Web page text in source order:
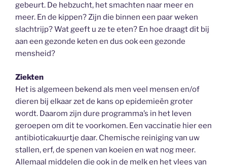
gebeurt. De hebzucht, het smachten naar meer en
meer. En de kippen? Zijn die binnen een paar weken
slachtrijp? Wat geeft u ze te eten? En hoe draagt dit bij
aan een gezonde keten en dus ook een gezonde
mensheid?
Ziekten
Het is algemeen bekend als men veel mensen en/of
dieren bij elkaar zet de kans op epidemieën groter
wordt. Daarom zijn dure programma’s in het leven
geroepen om dit te voorkomen. Een vaccinatie hier een
antibioticakuurtje daar. Chemische reiniging van uw
stallen, erf, de spenen van koeien en wat nog meer.
Allemaal middelen die ook in de melk en het vlees van